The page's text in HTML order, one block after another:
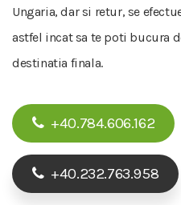
Ungaria, dar si retur, se
astfel incat sa te poti bucura
destinatia finala.
+40.784.606.162
+40.232.763.958